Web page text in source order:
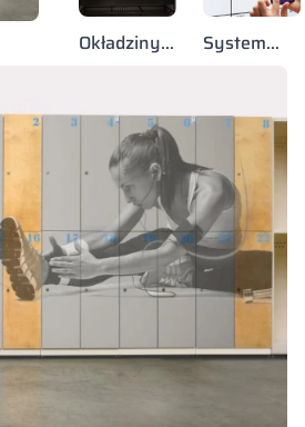
Okładziny
blaty
System